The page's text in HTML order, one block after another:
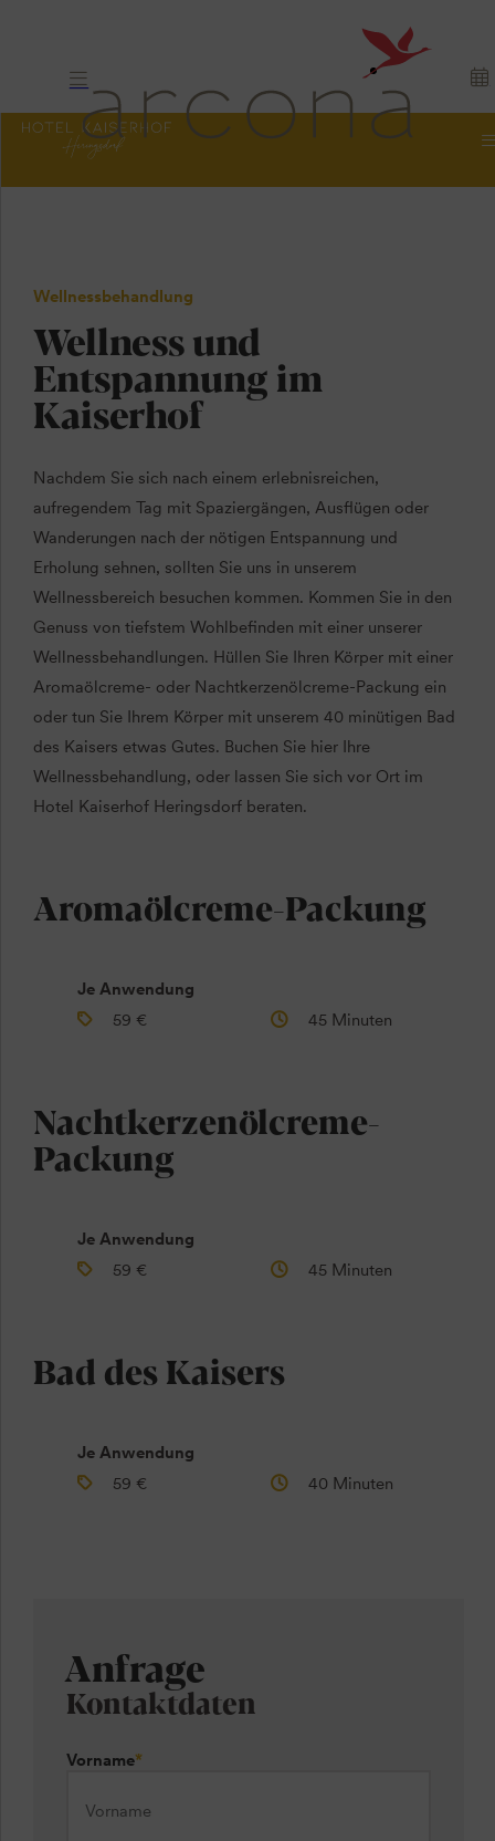
Wellnessbehandlung
Wellness und
Entspannung im
Kaiserhof
Nachdem Sie sich nach einem erlebnisreichen,
aufregendem Tag mit Spaziergängen, Ausflügen oder
Wanderungen nach der nötigen Entspannung und
Erholung sehnen, sollten Sie uns in unserem
Wellnessbereich besuchen kommen. Kommen Sie in den
Genuss von tiefstem Wohlbefinden mit einer unserer
Wellnessbehandlungen. Hüllen Sie Ihren Körper mit einer
Aromaölcreme- oder Nachtkerzenölcreme-Packung ein
oder tun Sie Ihrem Körper mit unserem 40 minütigen Bad
des Kaisers etwas Gutes. Buchen Sie hier Ihre
Wellnessbehandlung, oder lassen Sie sich vor Ort im
Hotel Kaiserhof Heringsdorf beraten.
Aromaölcreme-Packung
Je Anwendung
59 €
45 Minuten
Nachtkerzenölcreme-
Packung
Je Anwendung
59 €
45 Minuten
Bad des Kaisers
Je Anwendung
59 €
40 Minuten
Anfrage
Kontaktdaten
Vorname*